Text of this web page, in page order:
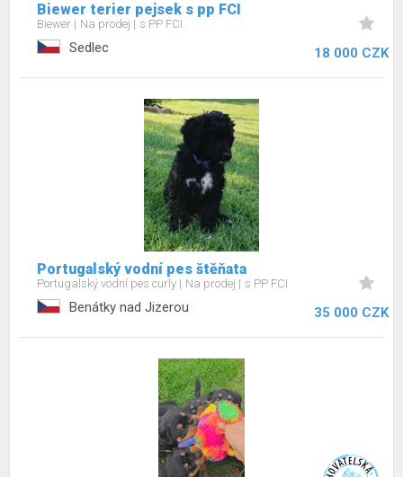
Biewer terier pejsek s pp FCI
Biewer Na prodej s PP FCI
Sedlec 18 000 CZK
Portugalský vodní pes štěňata
Portugalský vodní pes curly Na prodej s PP FCI
Benátky nad Jizerou 35 000 CZK